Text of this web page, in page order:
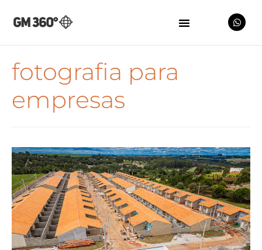
fotografia para
empresas